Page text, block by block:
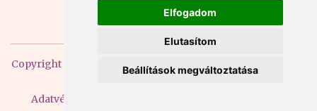
Elfogadom
Elutasítom
Beállítások megváltoztatása
Copyright 2026 Mprx. Minden jog fenntartva
Adatvédelem